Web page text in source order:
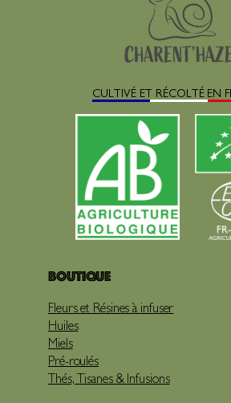
CULTIVÉ ET RÉCOLTÉ EN
Boutique
Fleurs et Résines à infuser
Huiles
Miels
Pré-roulés
Thés, Tisanes & Infusions